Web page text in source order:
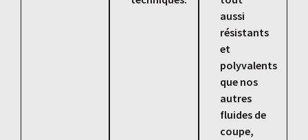
aussi
résistants
et
polyvalents
que nos
autres
fluides de
coupe,